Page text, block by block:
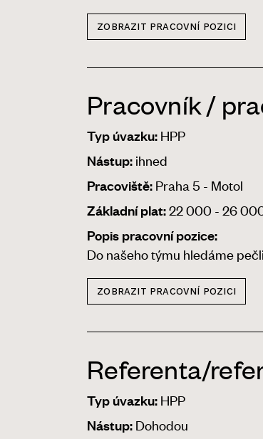
ZOBRAZIT PRACOVNÍ POZICI
Pracovník /
Typ úvazku: HPP
Nástup: ihned
Pracoviště: Praha 5 - Motol
Základní plat:22 000 - 26
Popis pracovní pozice:
Do našeho týmu hledáme
ZOBRAZIT PRACOVNÍ POZICI
Referenta/
Typ úvazku: HPP
Nástup: Dohodou